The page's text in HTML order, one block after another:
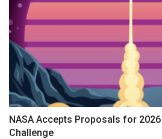
NASA Accepts Proposals for
Challenge